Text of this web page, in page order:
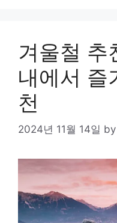
겨울철 추
내에서 즐
천
2024년 11월 14일 by